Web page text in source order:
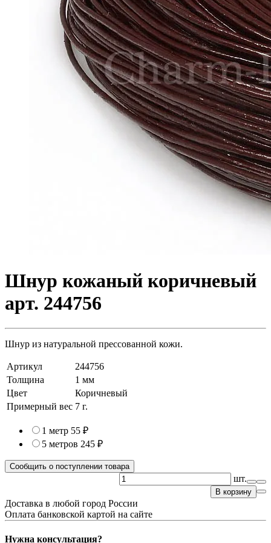
Шнур кожаный коричневый
арт. 244756
Шнур из натуральной прессованной кожи.
Артикул
244756
Толщина
1 мм
Цвет
Коричневый
Примерный вес 7 г.
1 метр 55 ₽
5 метров 245 ₽
Сообщить о поступлении товара
шт.
В корзину
Доставка в любой город России
Оплата банковской картой на сайте
Нужна консультация?